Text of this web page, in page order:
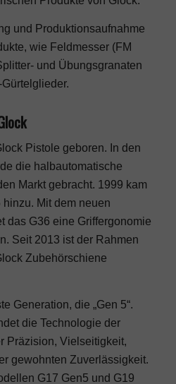
und Produktionsaufnahme
wie Feldmesser (FM
und Übungsgranaten
Pistole geboren. In den
die halbautomatische
Markt gebracht. 1999 kam
Mit dem neuen
das G36 eine Griffergonomie
Seit 2013 ist der Rahmen
Zubehörschiene
Generation, die „Gen 5“.
die Technologie der
Präzision, Vielseitigkeit,
gewohnten Zuverlässigkeit.
G17 Gen5 und G19